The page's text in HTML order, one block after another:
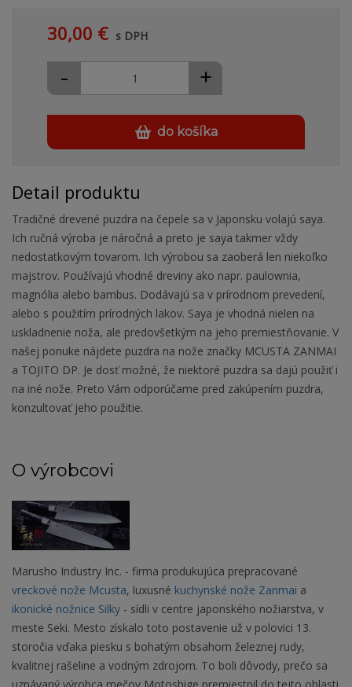
30,00 € s DPH
+
-
do košíka
Detail produktu
Tradičné drevené puzdra na čepele sa v Japonsku volajú saya.
Ich ručná výroba je náročná a preto je saya takmer vždy
nedostatkovým tovarom. Ich výrobou sa zaoberá len niekoľko
majstrov. Používajú vhodné dreviny ako napr. paulownia,
magnólia alebo bambus. Dodávajú sa v prírodnom prevedení,
alebo s použitím prírodných lakov. Saya je vhodná nielen na
uskladnenie noža, ale predovšetkým na jeho premiestňovanie. V
našej ponuke nájdete puzdra na nože značky MCUSTA ZANMAI
a TOJITO DP. Je dosť možné, že niektoré puzdra sa dajú použiť i
na iné nože. Preto Vám odporúčame pred zakúpením puzdra,
konzultovať jeho použitie.
O výrobcovi
Marusho Industry Inc. - firma produkujúca prepracované
vreckové nože Mcusta, luxusné kuchynské nože Zanmai a
ikonické nožnice Silky - sídli v centre japonského nožiarstva, v
meste Seki. Mesto získalo toto postavenie už v polovici 13.
storočia vďaka piesku s bohatým obsahom železnej rudy,
kvalitnej rašeline a vodným zdrojom. To boli dôvody, prečo sa